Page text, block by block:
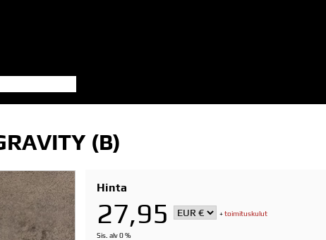
(B)
Hinta
27,95 +toimituskulut
Sis. alv 0 %